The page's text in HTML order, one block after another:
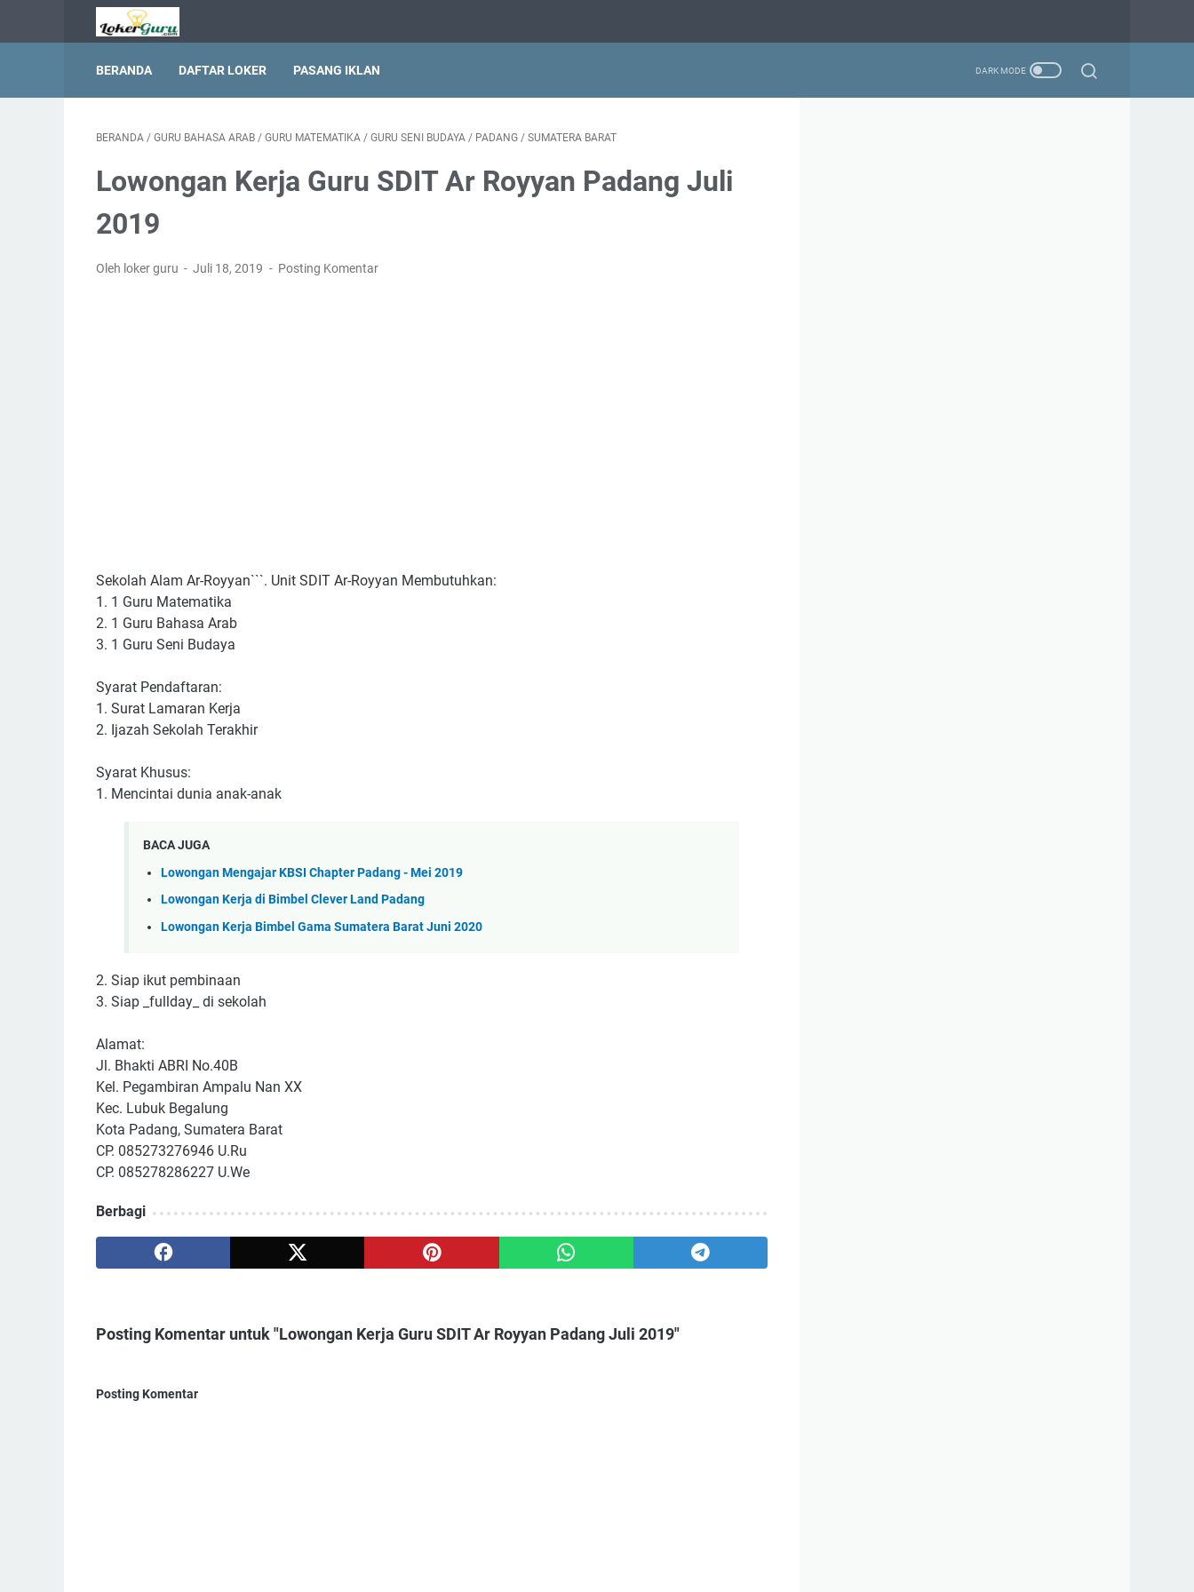
BERANDA DAFTAR LOKER PASANG IKLAN
BERANDA / GURU BAHASA ARAB / GURU MATEMATIKA / GURU SENI BUDAYA / PADANG / SUMATERA BARAT
Lowongan Kerja Guru SDIT Ar Royyan Padang Juli
2019
Oleh loker guru Juli 18, 2019 Posting Komentar
Sekolah Alam Ar-Royyan```. Unit SDIT Ar-Royyan Membutuhkan:
1. 1 Guru Matematika
2. 1 Guru Bahasa Arab
3. 1 Guru Seni Budaya
Syarat Pendaftaran:
1. Surat Lamaran Kerja
2. Ijazah Sekolah Terakhir
Syarat Khusus:
1. Mencintai dunia anak-anak
BACA JUGA
Lowongan Mengajar KBSI Chapter Padang - Mei 2019
Lowongan Kerja di Bimbel Clever Land Padang
Lowongan Kerja Bimbel Gama Sumatera Barat Juni 2020
2. Siap ikut pembinaan
3. Siap _fullday_ di sekolah
Alamat:
Jl. Bhakti ABRI No.40B
Kel. Pegambiran Ampalu Nan XX
Kec. Lubuk Begalung
Kota Padang, Sumatera Barat
CP. 085273276946 U.Ru
CP. 085278286227 U.We
Berbagi
Posting Komentar untuk "Lowongan Kerja Guru SDIT Ar Royyan Padang Juli 2019"
Posting Komentar